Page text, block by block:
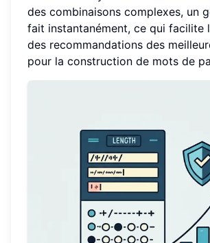
des combinaisons complexes, un
fait instantanément, ce qui facilite
des recommandations des
pour la construction de mots de